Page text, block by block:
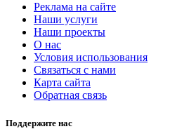
Реклама на сайте
Наши услуги
Наши проекты
О нас
Условия использования
Связаться с нами
Карта сайта
Обратная связь
Поддержите нас